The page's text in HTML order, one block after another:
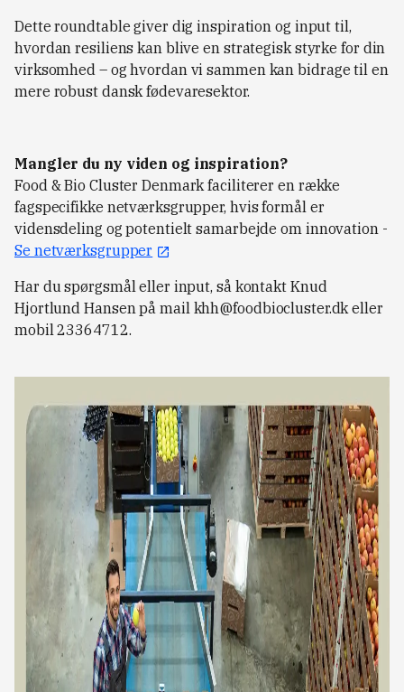
Dette roundtable giver dig inspiration og input til,
hvordan resiliens kan blive en strategisk styrke for din
virksomhed – og hvordan vi sammen kan bidrage til en
mere robust dansk fødevaresektor.
Mangler du ny viden og inspiration?
Food & Bio Cluster Denmark faciliterer en række
fagspecifikke netværksgrupper, hvis formål er
vidensdeling og potentielt samarbejde om innovation -
Se netværksgrupper
Har du spørgsmål eller input, så kontakt Knud
Hjortlund Hansen på mail khh@foodbiocluster.dkeller
mobil 23364712.